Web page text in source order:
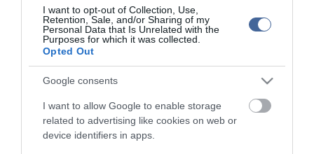
I want to opt-out of Collection, Use,
Retention, Sale, and/or Sharing of my
Personal Data that Is Unrelated with the
Purposes for which it was collected.
Opted Out
Google consents
I want to allow Google to enable storage
related to advertising like cookies on web or
device identifiers in apps.
tartalmazzák.
Kérjük, kulturáltan, mások személyiségi jogainak és jó hírnevének tiszteletben
tartásával kommenteljenek!
ma.hu legfrissebb hírei: